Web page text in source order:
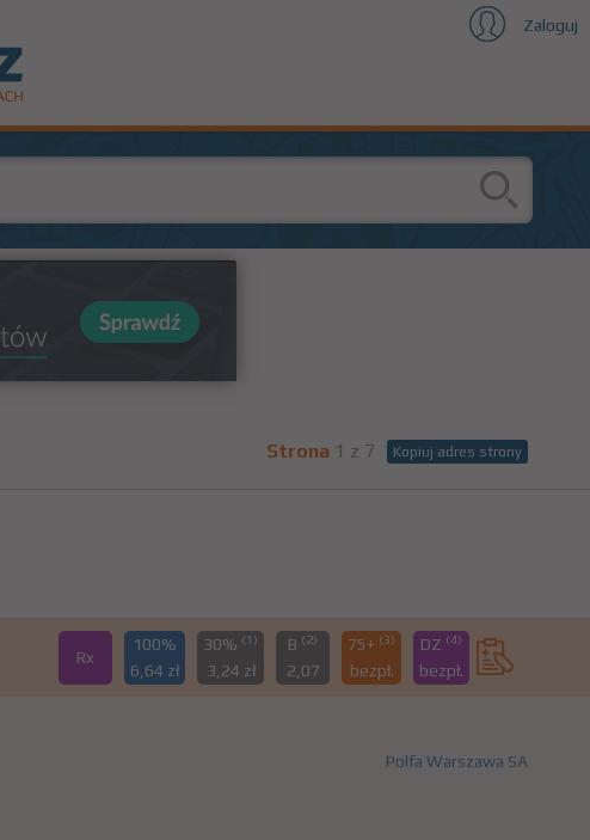
Zaloguj
Kopiuj adres strony
Strona 1 z 7
Rx
100%
6,64 zł
30% (1)
3,24 zł
B (2)
2,07
75+ (3)
bezpł.
DZ (4)
bezpł.
Polfa Warszawa SA